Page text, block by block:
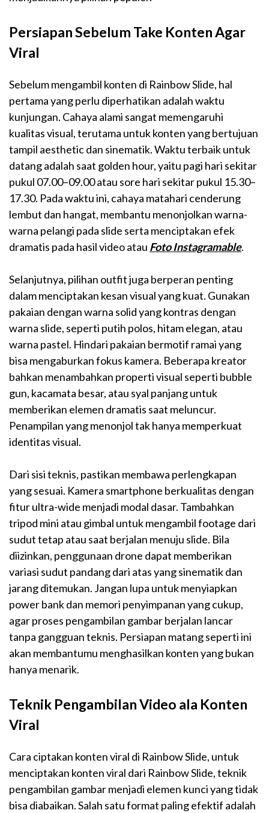
Persiapan Sebelum Take Konten Agar
Viral
Sebelum mengambil konten di Rainbow Slide, hal
pertama yang perlu diperhatikan adalah waktu
kunjungan. Cahaya alami sangat memengaruhi
kualitas visual, terutama untuk konten yang bertujuan
tampil aesthetic dan sinematik. Waktu terbaik untuk
datang adalah saat golden hour, yaitu pagi hari sekitar
pukul 07.00–09.00 atau sore hari sekitar pukul 15.30–
17.30. Pada waktu ini, cahaya matahari cenderung
lembut dan hangat, membantu menonjolkan warna-
warna pelangi pada slide serta menciptakan efek
dramatis pada hasil video atau Foto Instagramable.
Selanjutnya, pilihan outfit juga berperan penting
dalam menciptakan kesan visual yang kuat. Gunakan
pakaian dengan warna solid yang kontras dengan
warna slide, seperti putih polos, hitam elegan, atau
warna pastel. Hindari pakaian bermotif ramai yang
bisa mengaburkan fokus kamera. Beberapa kreator
bahkan menambahkan properti visual seperti bubble
gun, kacamata besar, atau syal panjang untuk
memberikan elemen dramatis saat meluncur.
Penampilan yang menonjol tak hanya memperkuat
identitas visual.
Dari sisi teknis, pastikan membawa perlengkapan
yang sesuai. Kamera smartphone berkualitas dengan
fitur ultra-wide menjadi modal dasar. Tambahkan
tripod mini atau gimbal untuk mengambil footage dari
sudut tetap atau saat berjalan menuju slide. Bila
diizinkan, penggunaan drone dapat memberikan
variasi sudut pandang dari atas yang sinematik dan
jarang ditemukan. Jangan lupa untuk menyiapkan
power bank dan memori penyimpanan yang cukup,
agar proses pengambilan gambar berjalan lancar
tanpa gangguan teknis. Persiapan matang seperti ini
akan membantumu menghasilkan konten yang bukan
hanya menarik.
Teknik Pengambilan Video ala Konten
Viral
Cara ciptakan konten viral di Rainbow Slide, untuk
menciptakan konten viral dari Rainbow Slide, teknik
pengambilan gambar menjadi elemen kunci yang tidak
bisa diabaikan. Salah satu format paling efektif adalah